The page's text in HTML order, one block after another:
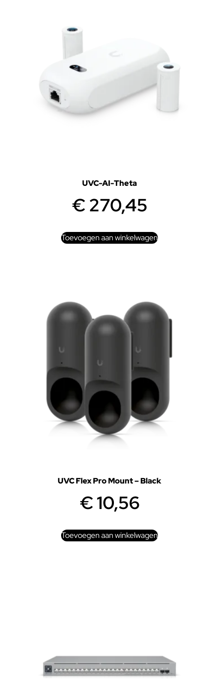
UVC-AI-Theta
€270,45
Toevoegen aan winkelwagen
UVC Flex Pro Mount – Black
€10,56
Toevoegen aan winkelwagen